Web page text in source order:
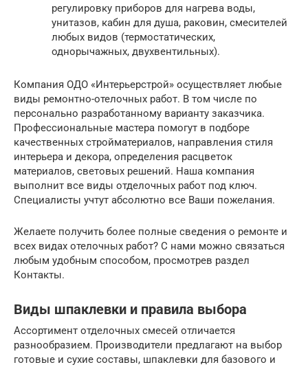
регулировку приборов для нагрева воды,
унитазов, кабин для душа, раковин, смесителей
любых видов (термостатических,
однорычажных, двухвентильных).
Компания ОДО «Интерьерстрой» осуществляет любые
виды ремонтно-отелочных работ. В том числе по
персонально разработанному варианту заказчика.
Профессиональные мастера помогут в подборе
качественных стройматериалов, направления стиля
интерьера и декора, определения расцветок
материалов, световых решений. Наша компания
выполнит все виды отделочных работ под ключ.
Специалисты учтут абсолютно все Ваши пожелания.
Желаете получить более полные сведения о ремонте и
всех видах отелочных работ? С нами можно связаться
любым удобным способом, просмотрев раздел
Контакты.
Виды шпаклевки и правила выбора
Ассортимент отделочных смесей отличается
разнообразием. Производители предлагают на выбор
готовые и сухие составы, шпаклевки для базового и